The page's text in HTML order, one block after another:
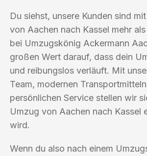
Du siehst, unsere Kunden sind
von Aachen nach Kassel mehr
bei Umzugskönig Ackermann
großen Wert darauf, dass dein
und reibungslos verläuft. Mit
Team, modernen
persönlichen Service stellen wir
Umzug von Aachen nach Kassel
wird.
Wenn du also nach einem